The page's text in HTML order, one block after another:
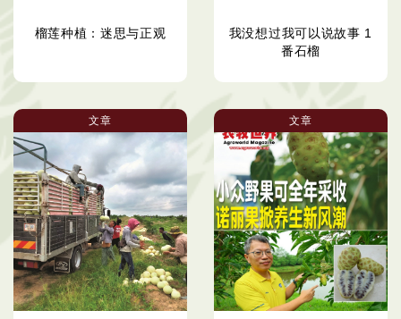
榴莲种植：迷思与正观
我没想过我可以说故事 1
番石榴
文章 文章